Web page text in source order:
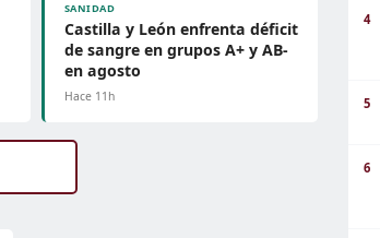
SANIDAD
Castilla y León enfrenta déficit
de sangre en grupos A+ y AB-
en agosto
Hace 11h
4
5
6